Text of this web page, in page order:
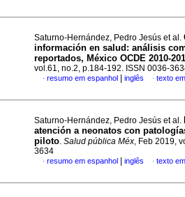
Saturno-Hernández, Pedro Jesús et al.
información en salud: análisis
reportados, México OCDE 2010-
vol.61, no.2, p.184-192. ISSN 0036-
· resumo em espanhol inglês · texto
Saturno-Hernández, Pedro Jesús et al.
atención a neonatos con
piloto. Salud pública Méx, Feb 2019,
3634
· resumo em espanhol inglês · texto